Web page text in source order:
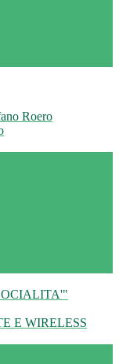
Roero
E WIRELESS